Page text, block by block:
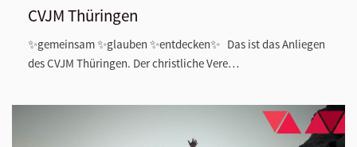
CVJM Thüringen
✨gemeinsam ✨glauben ✨entdecken✨ Das ist das Anliegen
des CVJM Thüringen. Der christliche Vere…